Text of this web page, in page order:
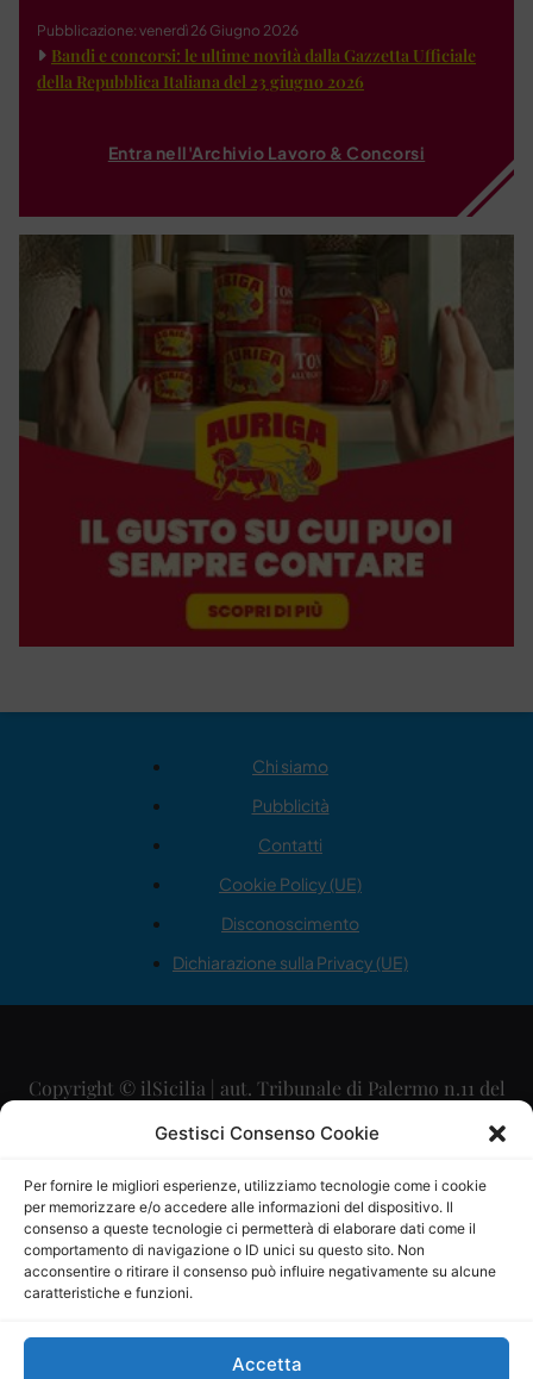
Gestisci Consenso Cookie
Per fornire le migliori esperienze, utilizziamo tecnologie come i cookie
per memorizzare e/o accedere alle informazioni del dispositivo. Il
consenso a queste tecnologie ci permetterà di elaborare dati come il
comportamento di navigazione o ID unici su questo sito. Non
acconsentire o ritirare il consenso può influire negativamente su alcune
caratteristiche e funzioni.
Accetta
Pubblicazione: venerdì 26 Giugno 2026
Bandi e concorsi: le ultime novità dalla Gazzetta Ufficiale
della Repubblica Italiana del 23 giugno 2026
Entra nell'Archivio Lavoro & Concorsi
Chi siamo
Pubblicità
Contatti
Cookie Policy (UE)
Disconoscimento
Dichiarazione sulla Privacy (UE)
Copyright © ilSicilia | aut. Tribunale di Palermo n.11 del
29/09/2015
Direttore Editoriale: Maurizio Scaglione
Direttore Responsabile: Maria Calabrese
P.IVA: 06334930820